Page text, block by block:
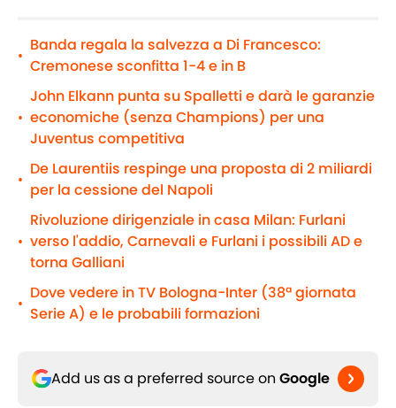
•
Banda regala la salvezza a Di Francesco:
Cremonese sconfitta 1-4 e in B
•
John Elkann punta su Spalletti e darà le garanzie
economiche (senza Champions) per una
Juventus competitiva
•
De Laurentiis respinge una proposta di 2 miliardi
per la cessione del Napoli
•
Rivoluzione dirigenziale in casa Milan: Furlani
verso l'addio, Carnevali e Furlani i possibili AD e
torna Galliani
•
Dove vedere in TV Bologna-Inter (38ª giornata
Serie A) e le probabili formazioni
Add us as a preferred source on Google